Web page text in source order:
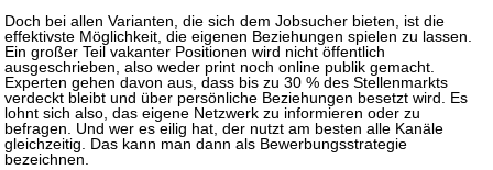
Doch bei allen Varianten, die sich dem Jobsucher bieten, ist die
effektivste Möglichkeit, die eigenen Beziehungen spielen zu lassen.
Ein großer Teil vakanter Positionen wird nicht öffentlich
ausgeschrieben, also weder print noch online publik gemacht.
Experten gehen davon aus, dass bis zu 30 % des Stellenmarkts
verdeckt bleibt und über persönliche Beziehungen besetzt wird. Es
lohnt sich also, das eigene Netzwerk zu informieren oder zu
befragen. Und wer es eilig hat, der nutzt am besten alle Kanäle
gleichzeitig. Das kann man dann als Bewerbungsstrategie
bezeichnen.